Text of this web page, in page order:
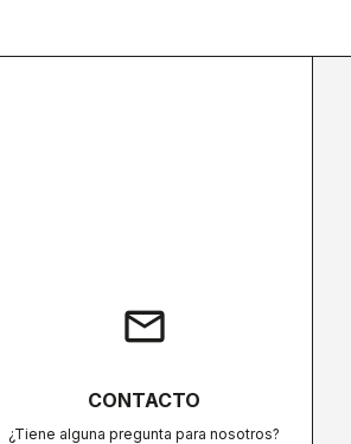
email
CONTACTO
¿Tiene alguna pregunta para nosotros?